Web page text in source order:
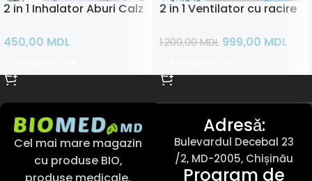
2 in 1 Inhalator Aburi Calzi si Sauna Faciala
450,00 MDL
2 in 1 Ventilator cu racire
1.200,00MDL 999,00 MDL
Cel mai mare magazin
cu produse BIO,
produse medicale,
Adresǎ:
Bulevardul Decebal 23
/2, MD-2005, Chișinău
Program de